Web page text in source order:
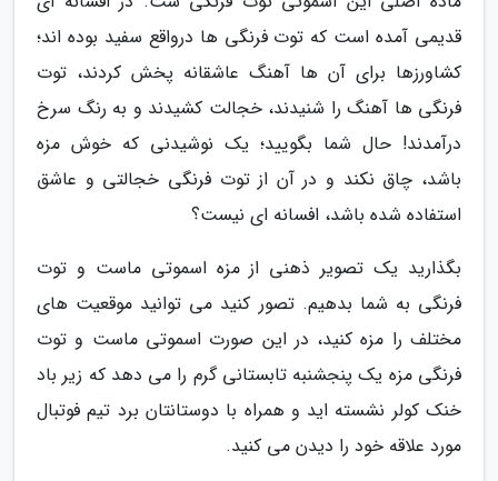
قدیمی آمده است که توت فرنگی ها درواقع سفید بوده اند؛
کشاورزها برای آن ها آهنگ عاشقانه پخش کردند، توت
فرنگی ها آهنگ را شنیدند، خجالت کشیدند و به رنگ سرخ
درآمدند! حال شما بگویید؛ یک نوشیدنی که خوش مزه
باشد، چاق نکند و در آن از توت فرنگی خجالتی و عاشق
استفاده شده باشد، افسانه ای نیست؟
بگذارید یک تصویر ذهنی از مزه اسموتی ماست و توت
فرنگی به شما بدهیم. تصور کنید می توانید موقعیت های
مختلف را مزه کنید، در این صورت اسموتی ماست و توت
فرنگی مزه یک پنجشنبه تابستانی گرم را می دهد که زیر باد
خنک کولر نشسته اید و همراه با دوستانتان برد تیم فوتبال
مورد علاقه خود را دیدن می کنید.